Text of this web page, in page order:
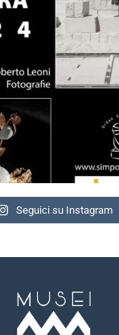
Seguici su Instagram